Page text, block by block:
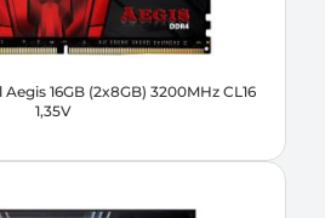
16GB (2x8GB) 3200MHz CL16
1,35V